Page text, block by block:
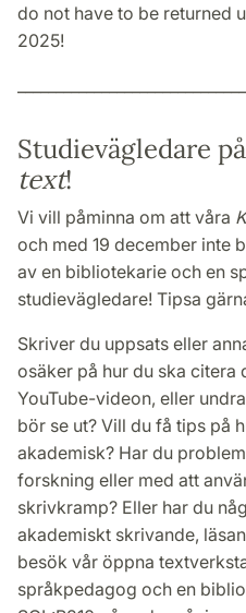
do not have to be returned
2025!
Studievägledare på
text!
Vi vill påminna om att våra
och med 19 december inte
av en bibliotekarie och en
studievägledare! Tipsa
Skriver du uppsats eller
osäker på hur du ska citera
YouTube-videon, eller
bör se ut? Vill du få tips på
akademisk? Har du
forskning eller med att
skrivkramp? Eller har du
akademiskt skrivande,
besök vår öppna
språkpedagog och en